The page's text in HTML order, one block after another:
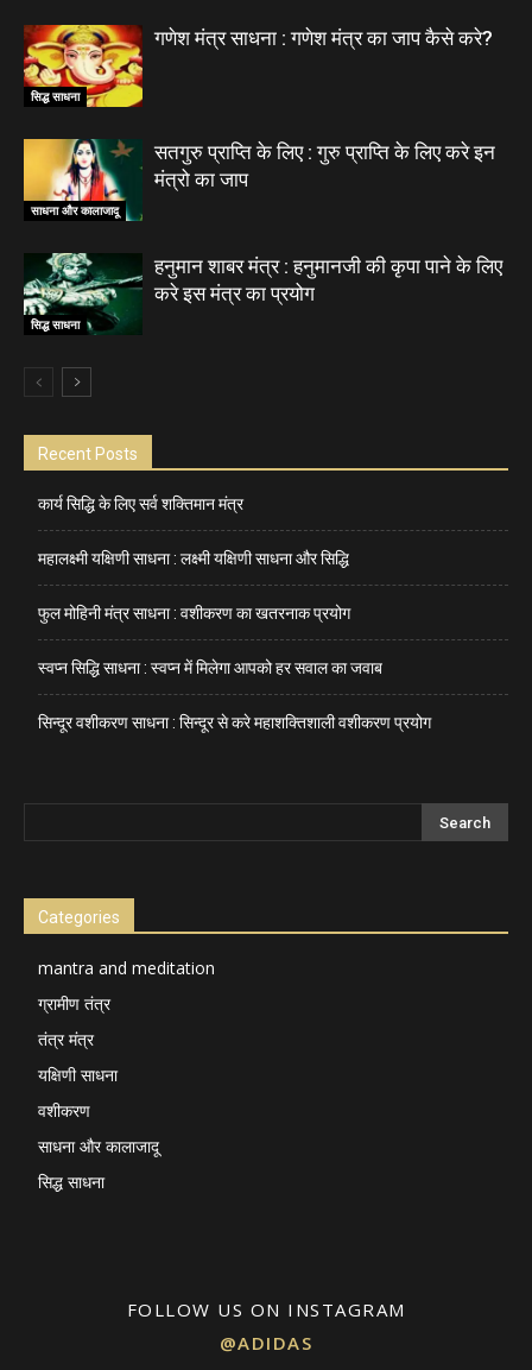
सिद्ध साधना
गणेश मंत्र साधना : गणेश मंत्र का जाप कैसे करे?
साधना और कालाजादू
सतगुरु प्राप्ति के लिए : गुरु प्राप्ति के लिए करे इन
मंत्रो का जाप
सिद्ध साधना
हनुमान शाबर मंत्र : हनुमानजी की कृपा पाने के लिए
करे इस मंत्र का प्रयोग
Recent Posts
कार्य सिद्धि के लिए सर्व शक्तिमान मंत्र
महालक्ष्मी यक्षिणी साधना : लक्ष्मी यक्षिणी साधना और सिद्धि
फुल मोहिनी मंत्र साधना : वशीकरण का खतरनाक प्रयोग
स्वप्न सिद्धि साधना : स्वप्न में मिलेगा आपको हर सवाल का जवाब
सिन्दूर वशीकरण साधना : सिन्दूर से करे महाशक्तिशाली वशीकरण प्रयोग
Categories
mantra and meditation
ग्रामीण तंत्र
तंत्र मंत्र
यक्षिणी साधना
वशीकरण
साधना और कालाजादू
सिद्ध साधना
FOLLOW US ON INSTAGRAM
@ADIDAS